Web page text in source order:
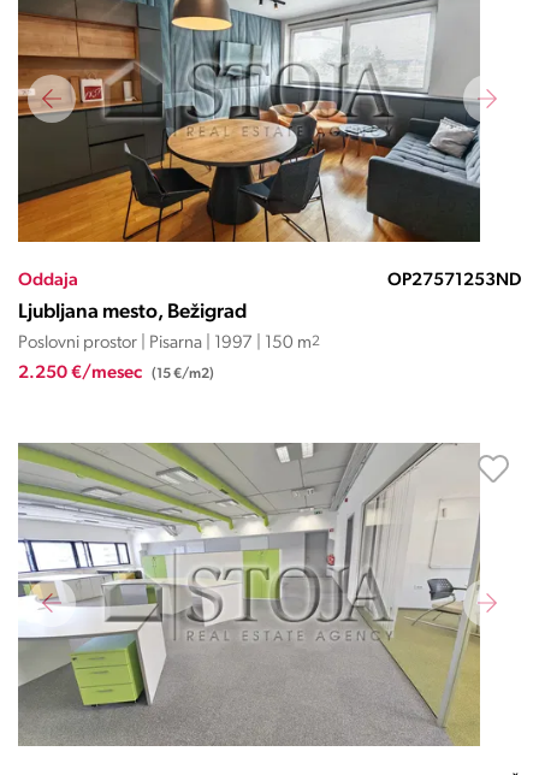
Oddaja OP27571253ND
Ljubljana mesto, Bežigrad
Poslovni prostor | Pisarna | 1997 | 150 m2
2.250 €/mesec (15 €/m2)